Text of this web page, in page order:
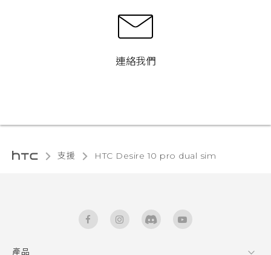
連絡我們
支援 HTC Desire 10 pro dual sim‎
產品